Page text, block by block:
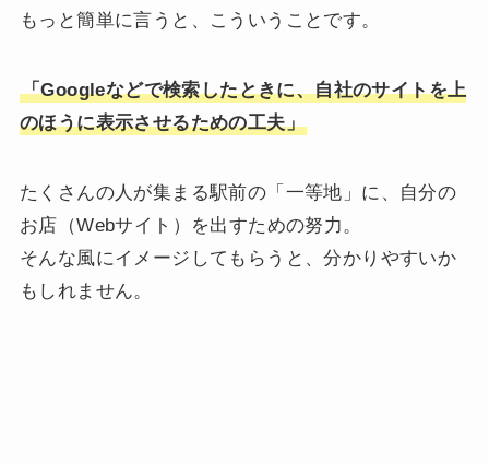
もっと簡単に言うと、こういうことです。
「Googleなどで検索したときに、自社のサイトを上
のほうに表示させるための工夫」
たくさんの人が集まる駅前の「一等地」に、自分の
お店（Webサイト）を出すための努力。
そんな風にイメージしてもらうと、分かりやすいか
もしれません。